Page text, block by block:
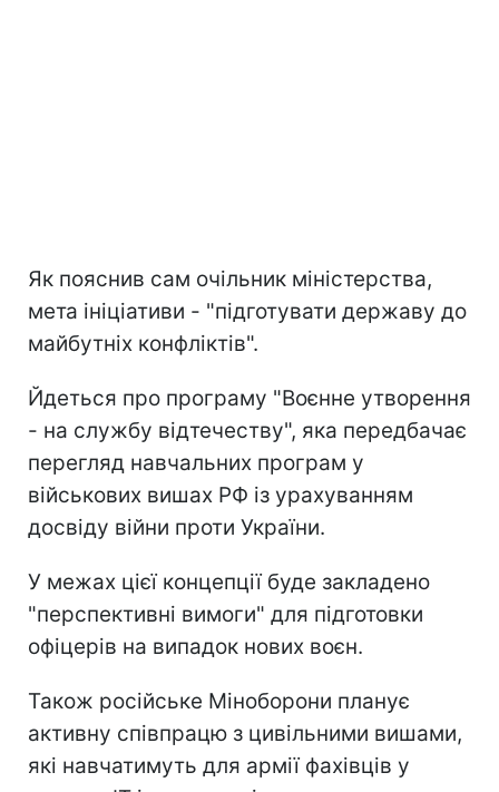
Як пояснив сам очільник міністерства,
мета ініціативи - "підготувати державу до
майбутніх конфліктів".
Йдеться про програму "Воєнне утворення
- на службу відтечеству", яка передбачає
перегляд навчальних програм у
військових вишах РФ із урахуванням
досвіду війни проти України.
У межах цієї концепції буде закладено
"перспективні вимоги" для підготовки
офіцерів на випадок нових воєн.
Також російське Міноборони планує
активну співпрацю з цивільними вишами,
які навчатимуть для армії фахівців у